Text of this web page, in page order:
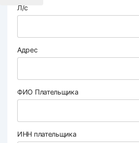
Л/с
Адрес
ФИО Плательщика
ИНН плательщика